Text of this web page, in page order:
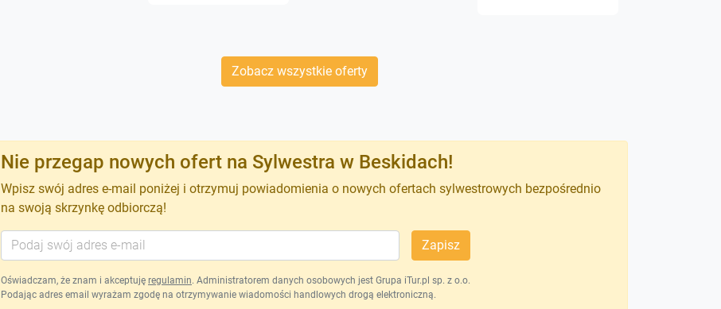
Zobacz wszystkie oferty
Nie przegap nowych ofert na Sylwestra w Beskidach!
Wpisz swój adres e-mail poniżej i otrzymuj powiadomienia o nowych ofertach sylwestrowych bezpośrednio
na swoją skrzynkę odbiorczą!
Zapisz
Oświadczam, że znam i akceptuję regulamin. Administratorem danych osobowych jest Grupa iTur.pl sp. z o.o.
Podając adres email wyrażam zgodę na otrzymywanie wiadomości handlowych drogą elektroniczną.